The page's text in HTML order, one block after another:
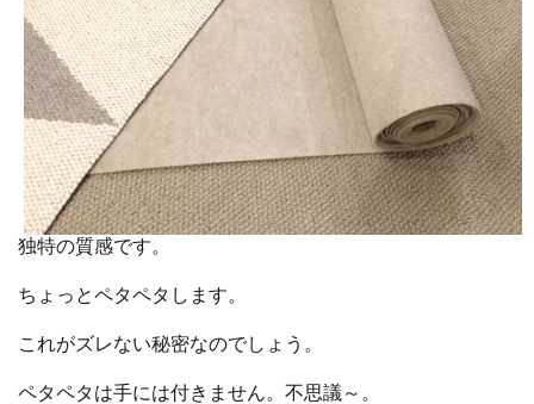
独特の質感です。
ちょっとペタペタします。
これがズレない秘密なのでしょう。
ペタペタは手には付きません。不思議～。